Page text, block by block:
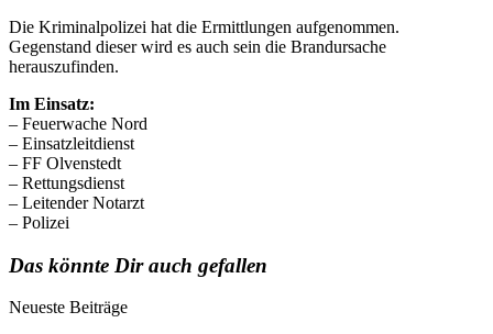
Die Kriminalpolizei hat die Ermittlungen aufgenommen.
Gegenstand dieser wird es auch sein die Brandursache
herauszufinden.
Im Einsatz:
– Feuerwache Nord
– Einsatzleitdienst
– FF Olvenstedt
– Rettungsdienst
– Leitender Notarzt
– Polizei
Das könnte Dir auch gefallen
Neueste Beiträge